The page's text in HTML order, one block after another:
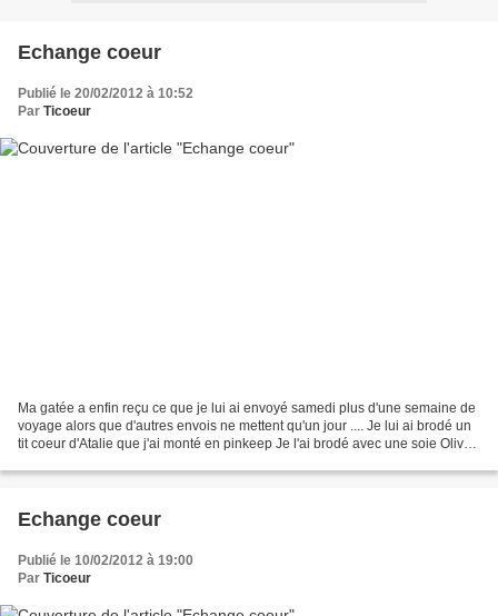
Echange coeur
Publié le 20/02/2012 à 10:52
Par Ticoeur
Ma gatée a enfin reçu ce que je lui ai envoyé samedi plus d'une semaine de
voyage alors que d'autres envois ne mettent qu'un jour .... Je lui ai brodé un
tit coeur d'Atalie que j'ai monté en pinkeep Je l'ai brodé avec une soie Oliver
Echange coeur
Publié le 10/02/2012 à 19:00
Par Ticoeur